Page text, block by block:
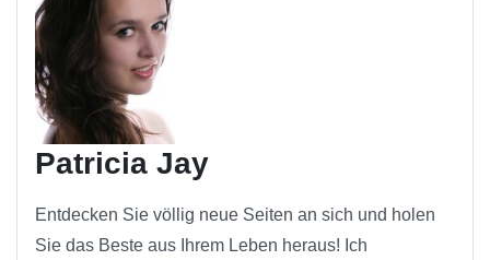
Patricia Jay
Entdecken Sie völlig neue Seiten an sich und holen
Sie das Beste aus Ihrem Leben heraus! Ich